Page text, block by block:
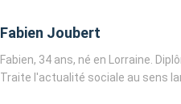
Fabien Joubert
Fabien, 34 ans, né en Lorraine.
Traite l'actualité sociale au sens